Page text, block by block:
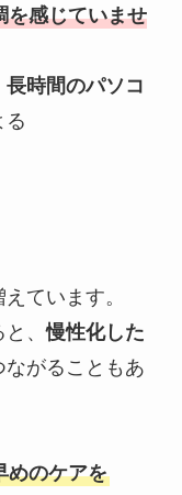
を感じていませ
長時間のパソコ
る
ています。
と、慢性化した
ながることもあ
めのケアを